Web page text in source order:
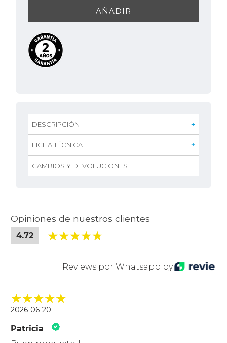
AÑADIR
DESCRIPCIÓN
FICHA TÉCNICA
CAMBIOS Y DEVOLUCIONES
Opiniones de nuestros clientes
4.72
Reviews por Whatsapp by
2026-06-20
Patricia